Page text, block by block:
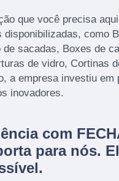
que você precisa
disponibilizadas, como
de sacadas, Boxes de
de vidro, Cortinas
a empresa investiu
inovadores.
com
para nós.